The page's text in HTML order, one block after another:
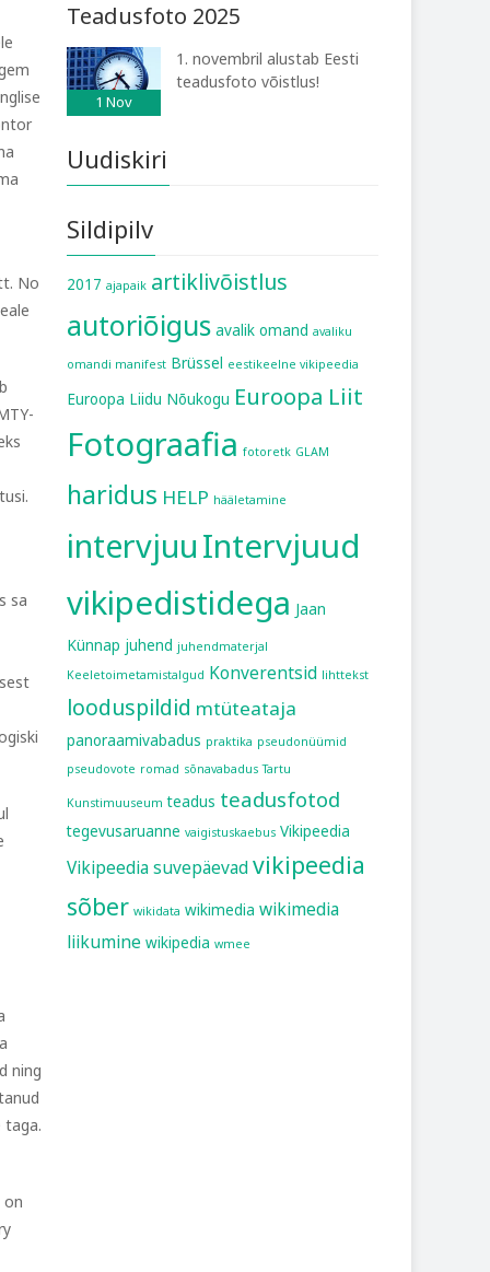
No
sa
ning
taga.
on
Teadusfoto 2025
1 Nov
1. novembril alustab Eesti
teadusfoto võistlus!
Uudiskiri
Sildipilv
2017 ajapaik artiklivõistlus
autoriõigus avalik omand avaliku
omandi manifest Brüssel eestikeelne vikipeedia
Euroopa Liidu Nõukogu Euroopa Liit
Fotograafia fotoretk GLAM
haridus HELP hääletamine
intervjuuIntervjuud
vikipedistidega Jaan
Künnap juhend juhendmaterjal
Keeletoimetamistalgud Konverentsid lihttekst
looduspildid mtüteataja
panoraamivabadus praktika pseudonüümid
pseudovote romad sõnavabadus Tartu
Kunstimuuseum teadus teadusfotod
tegevusaruanne vaigistuskaebus Vikipeedia
Vikipeedia suvepäevadvikipeedia
sõber wikidata wikimedia wikimedia
liikumine wikipedia wmee